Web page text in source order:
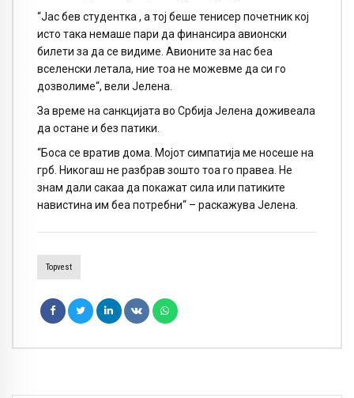
“Јас бев студентка , а тој беше тенисер почетник кој
исто така немаше пари да финансира авионски
билети за да се видиме. Авионите за нас беа
вселенски летала, ние тоа не можевме да си го
дозволиме“, вели Јелена.
За време на санкцијата во Србија Јелена доживеала
да остане и без патики.
“Боса се вратив дома. Мојот симпатија ме носеше на
грб. Никогаш не разбрав зошто тоа го правеа. Не
знам дали сакаа да покажат сила или патиките
навистина им беа потребни“ – раскажува Јелена.
Topvest